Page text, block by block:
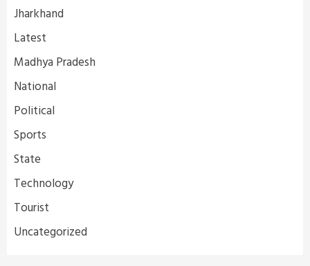
Jharkhand
Latest
Madhya Pradesh
National
Political
Sports
State
Technology
Tourist
Uncategorized